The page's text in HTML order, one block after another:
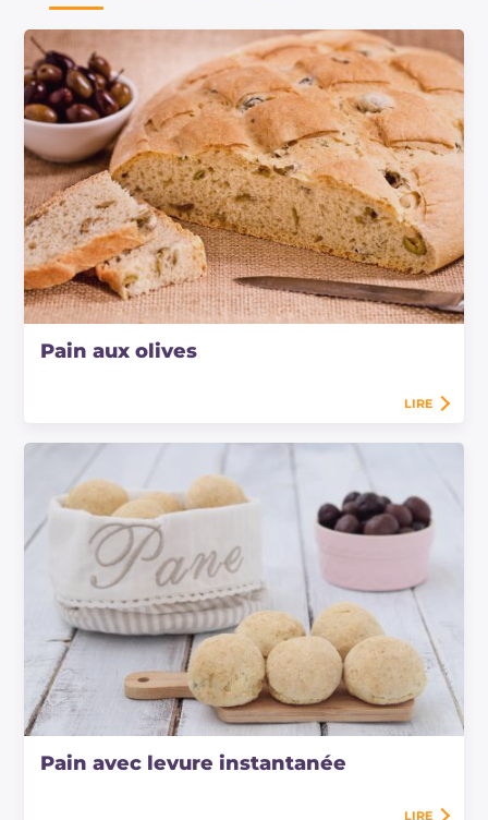
Pain aux olives
LIRE
Pain avec levure instantanée
LIRE